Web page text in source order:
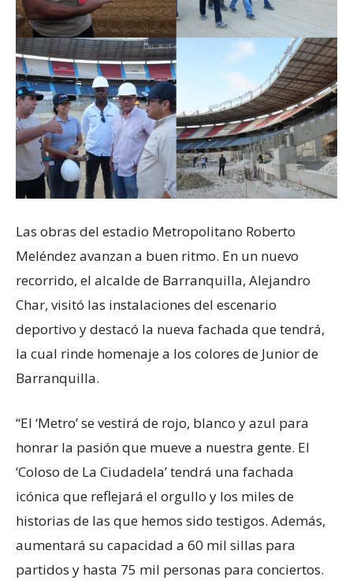
Las obras del estadio Metropolitano Roberto
Meléndez avanzan a buen ritmo. En un nuevo
recorrido, el alcalde de Barranquilla, Alejandro
Char, visitó las instalaciones del escenario
deportivo y destacó la nueva fachada que tendrá,
la cual rinde homenaje a los colores de Junior de
Barranquilla.
“El ‘Metro’ se vestirá de rojo, blanco y azul para
honrar la pasión que mueve a nuestra gente. El
‘Coloso de La Ciudadela’ tendrá una fachada
icónica que reflejará el orgullo y los miles de
historias de las que hemos sido testigos. Además,
aumentará su capacidad a 60 mil sillas para
partidos y hasta 75 mil personas para conciertos.